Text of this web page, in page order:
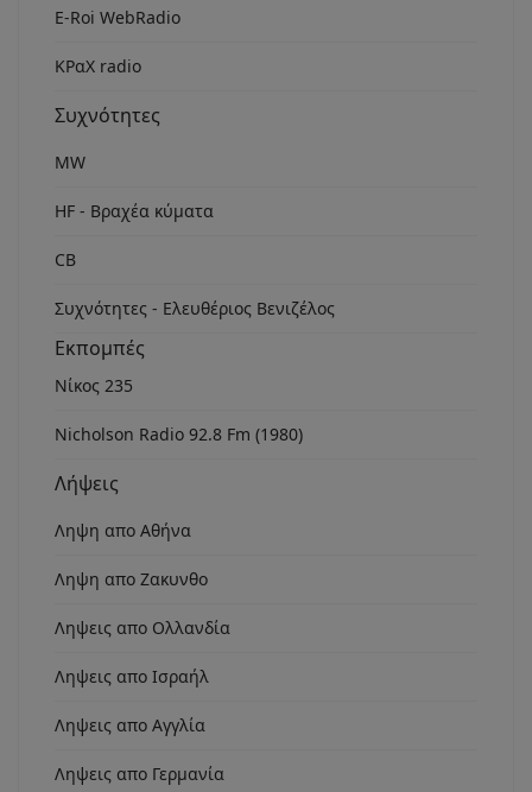
Ε-Roi WebRadio
ΚΡαΧ radio
Συχνότητες
MW
HF - Βραχέα κύματα
CB
Συχνότητες - Ελευθέριος Βενιζέλος
Εκπομπές
Νίκος 235
Nicholson Radio 92.8 Fm (1980)
Λήψεις
Ληψη απο Αθήνα
Ληψη απο Ζακυνθο
Ληψεις απο Ολλανδία
Ληψεις απο Ισραήλ
Ληψεις απο Αγγλία
Ληψεις απο Γερμανία